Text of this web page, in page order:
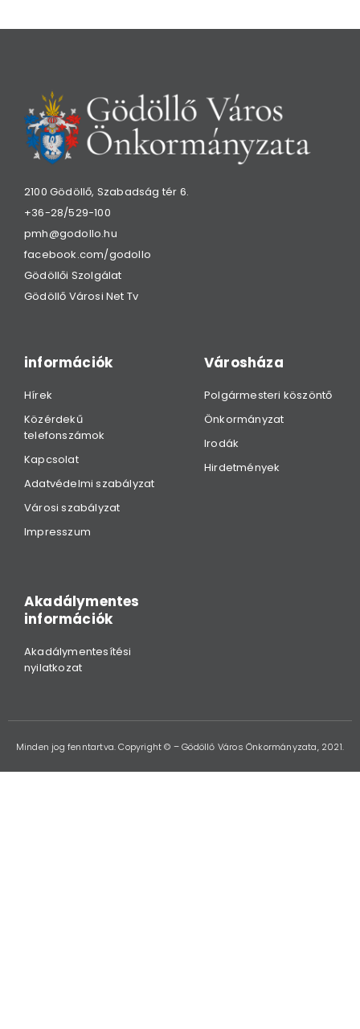
2100 Gödöllő, Szabadság tér 6.
+36-28/529-100
pmh@godollo.hu
facebook.com/godollo
Gödöllői Szolgálat
Gödöllő Városi Net Tv
információk
Hírek
Közérdekű
telefonszámok
Kapcsolat
Adatvédelmi szabályzat
Városi szabályzat
Impresszum
Városháza
Polgármesteri köszöntő
Önkormányzat
Irodák
Hirdetmények
Akadálymentes
információk
Akadálymentesítési
nyilatkozat
Minden jog fenntartva. Copyright © – Gödöllő Város Önkormányzata, 2021.